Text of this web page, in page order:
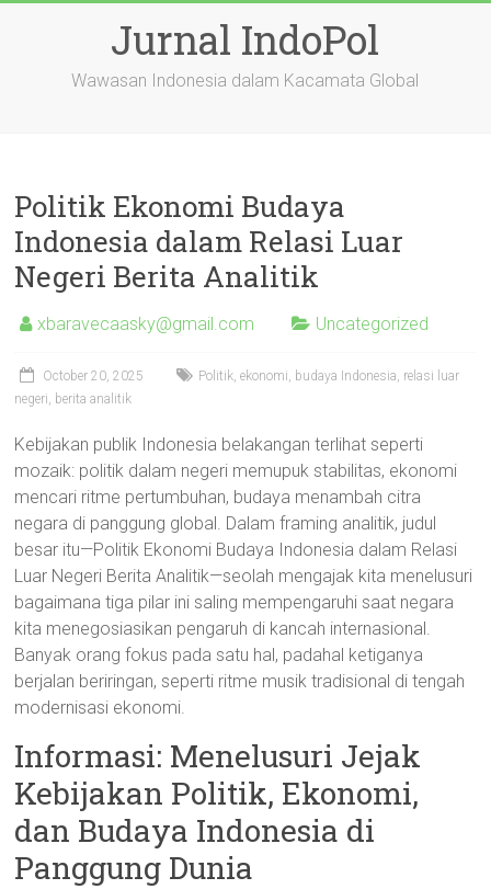
Jurnal IndoPol
Wawasan Indonesia dalam Kacamata Global
Politik Ekonomi Budaya
Indonesia dalam Relasi Luar
Negeri Berita Analitik
xbaravecaasky@gmail.com Uncategorized
October 20, 2025
Politik, ekonomi, budaya Indonesia, relasi luar
negeri, berita analitik
Kebijakan publik Indonesia belakangan terlihat seperti
mozaik: politik dalam negeri memupuk stabilitas, ekonomi
mencari ritme pertumbuhan, budaya menambah citra
negara di panggung global. Dalam framing analitik, judul
besar itu—Politik Ekonomi Budaya Indonesia dalam Relasi
Luar Negeri Berita Analitik—seolah mengajak kita menelusuri
bagaimana tiga pilar ini saling mempengaruhi saat negara
kita menegosiasikan pengaruh di kancah internasional.
Banyak orang fokus pada satu hal, padahal ketiganya
berjalan beriringan, seperti ritme musik tradisional di tengah
modernisasi ekonomi.
Informasi: Menelusuri Jejak
Kebijakan Politik, Ekonomi,
dan Budaya Indonesia di
Panggung Dunia